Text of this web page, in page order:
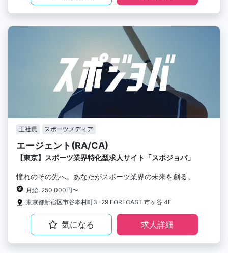
正社員 スポーツメディア
エージェント(RA/CA)
【東京】スポーツ業界特化型求人サイト「スポジョバ」
憧れのその先へ。あなたがスポーツ業界の未来を創る。
月給: 250,000円〜
東京都新宿区市谷本村町3−29 FORECAST 市ヶ谷 4F
気になる 求人詳細